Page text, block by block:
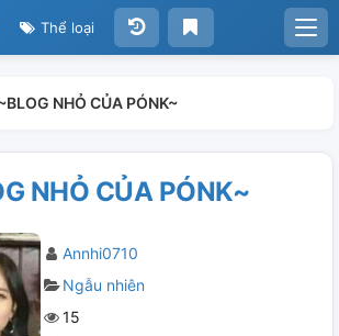
Thể loại
NHỎ CỦA PÓNK~
NHỎ CỦA PÓNK~
Annhi0710
Ngẫu nhiên
15